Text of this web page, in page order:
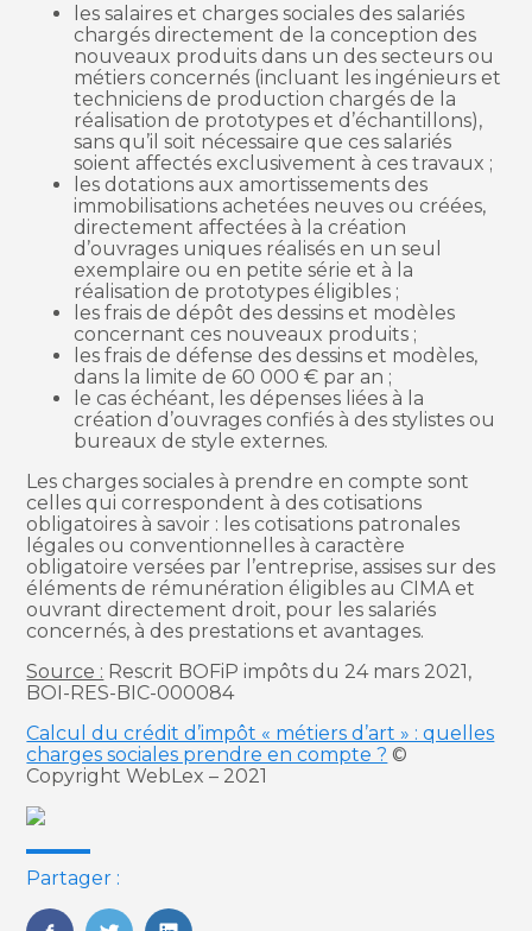
les salaires et charges sociales des salariés
chargés directement de la conception des
nouveaux produits dans un des secteurs ou
métiers concernés (incluant les ingénieurs et
techniciens de production chargés de la
réalisation de prototypes et d’échantillons),
sans qu’il soit nécessaire que ces salariés
soient affectés exclusivement à ces travaux ;
les dotations aux amortissements des
immobilisations achetées neuves ou créées,
directement affectées à la création
d’ouvrages uniques réalisés en un seul
exemplaire ou en petite série et à la
réalisation de prototypes éligibles ;
les frais de dépôt des dessins et modèles
concernant ces nouveaux produits ;
les frais de défense des dessins et modèles,
dans la limite de 60 000 € par an ;
le cas échéant, les dépenses liées à la
création d’ouvrages confiés à des stylistes ou
bureaux de style externes.
Les charges sociales à prendre en compte sont
celles qui correspondent à des cotisations
obligatoires à savoir : les cotisations patronales
légales ou conventionnelles à caractère
obligatoire versées par l’entreprise, assises sur des
éléments de rémunération éligibles au CIMA et
ouvrant directement droit, pour les salariés
concernés, à des prestations et avantages.
Source : Rescrit BOFiP impôts du 24 mars 2021,
BOI-RES-BIC-000084
Calcul du crédit d’impôt « métiers d’art » : quelles
charges sociales prendre en compte ? ©
Copyright WebLex – 2021
Partager :